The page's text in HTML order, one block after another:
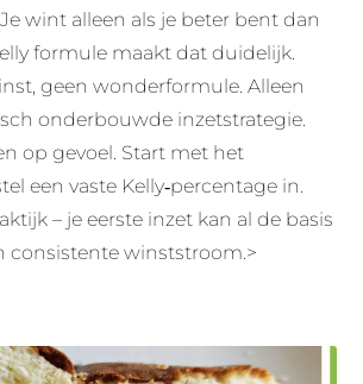
wint alleen als je beter bent dan
formule maakt dat duidelijk.
geen wonderformule. Alleen
onderbouwde inzetstrategie.
op gevoel. Start met het
een vaste Kelly‑percentage in.
– je eerste inzet kan al de basis
consistente winststroom.>